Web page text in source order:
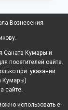
Вознесения
Саната Кумары и
посетителей сайта.
при указании
Кумары)
сайте.
использовать e-